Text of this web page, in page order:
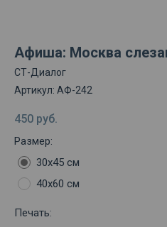
Афиша: Москва
СТ-Диалог
Артикул: АФ-242
450 руб.
Размер:
30х45 см
40х60 см
Печать: